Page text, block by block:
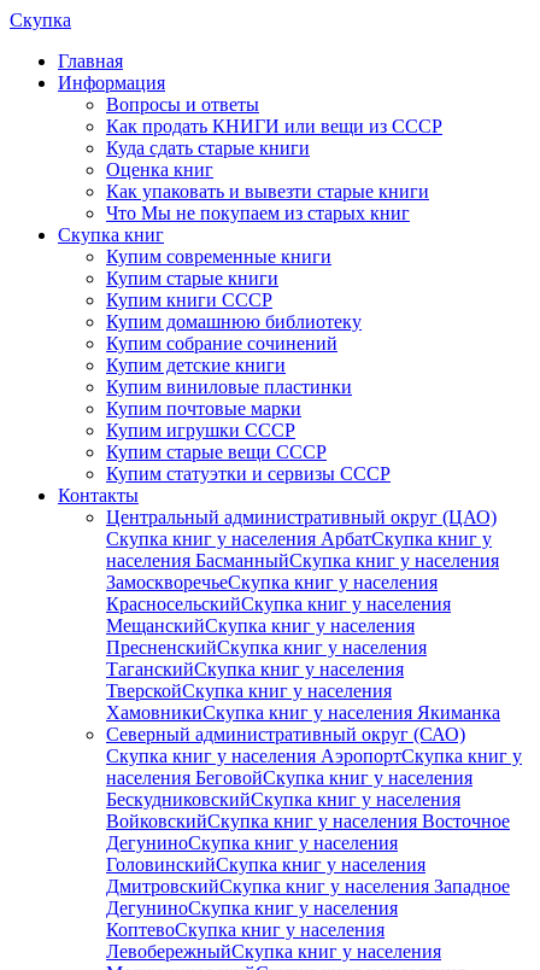
Скупка
Главная
Информация
Вопросы и ответы
Как продать КНИГИ или вещи из СССР
Куда сдать старые книги
Оценка книг
Как упаковать и вывезти старые книги
Что Мы не покупаем из старых книг
Скупка книг
Купим современные книги
Купим старые книги
Купим книги СССР
Купим домашнюю библиотеку
Купим собрание сочинений
Купим детские книги
Купим виниловые пластинки
Купим почтовые марки
Купим игрушки СССР
Купим старые вещи СССР
Купим статуэтки и сервизы СССР
Контакты
Центральный административный округ (ЦАО)
Скупка книг у населения АрбатСкупка книг у
населения БасманныйСкупка книг у населения
ЗамоскворечьеСкупка книг у населения
КрасносельскийСкупка книг у населения
МещанскийСкупка книг у населения
ПресненскийСкупка книг у населения
ТаганскийСкупка книг у населения
ТверскойСкупка книг у населения
ХамовникиСкупка книг у населения Якиманка
Северный административный округ (САО)
Скупка книг у населения АэропортСкупка книг у
населения БеговойСкупка книг у населения
БескудниковскийСкупка книг у населения
ВойковскийСкупка книг у населения Восточное
ДегуниноСкупка книг у населения
ГоловинскийСкупка книг у населения
ДмитровскийСкупка книг у населения Западное
ДегуниноСкупка книг у населения
КоптевоСкупка книг у населения
ЛевобережныйСкупка книг у населения